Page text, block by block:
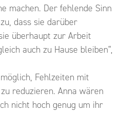
machen. Der fehlende Sinn
dass sie darüber
überhaupt zur Arbeit
auch zu Hause bleiben“,
Fehlzeiten mit
reduzieren. Anna wären
nicht hoch genug um ihr